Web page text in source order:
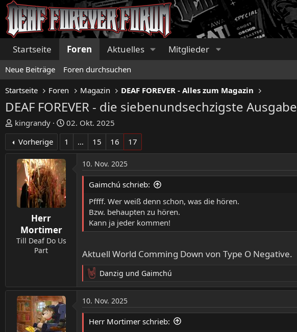
Startseite Foren Aktuelles Mitglieder
Neue Beiträge Foren durchsuchen
Startseite Foren Magazin DEAF FOREVER - Alles zum Magazin
DEAF FOREVER - die siebenundsechzigste Ausgabe
E
r
t
e
r
kingrandy
E
r
s
t
02. Okt. 2025
Vorherige
1 … 15 16 17
Herr
Mortimer
Till Deaf Do Us
Part
10. Nov. 2025
Gaimchú schrieb:
Pffff. Wer weiß denn schon, was die hören.
Bzw. behaupten zu hören.
Kann ja jeder kommen!
Aktuell World Comming Down von Type O Negative.
R
e
a
k
t
Danzig und Gaimchú
10. Nov. 2025
Herr Mortimer schrieb: